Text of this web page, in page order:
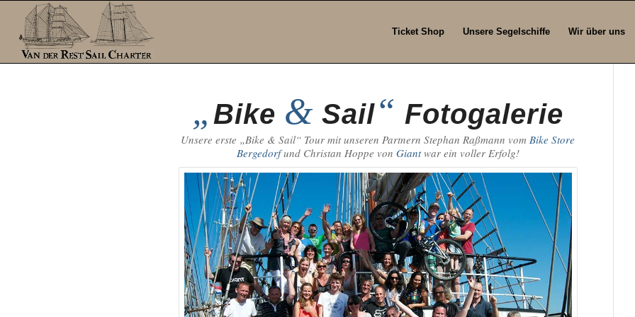
Ticket Shop Unsere Segelschiffe Wir über uns
„ Bike & Sail“ Fotogalerie
Unsere erste „Bike & Sail“ Tour mit unseren Partnern Stephan Raßmann vom Bike Store
Bergedorfund Christan Hoppe von Giantwar ein voller Erfolg!